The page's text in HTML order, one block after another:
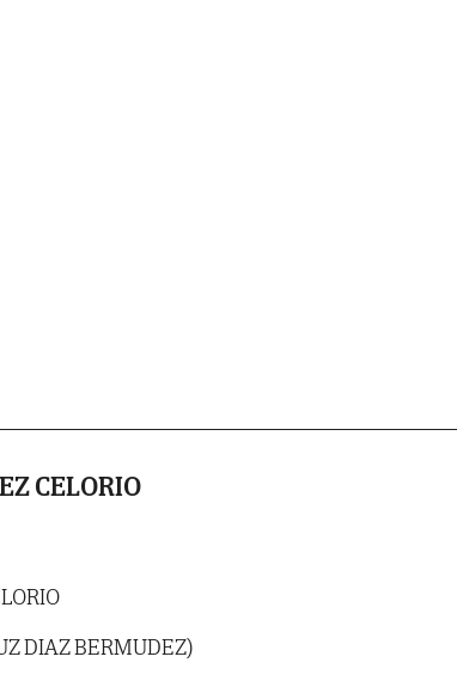
CELORIO
DIAZ BERMUDEZ)